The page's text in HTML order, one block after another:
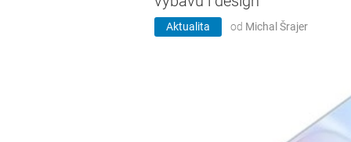
Aktualita od Michal Šrajer